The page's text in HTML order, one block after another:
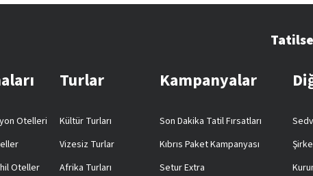
Otelleri
Oteller
Turlar
Kültür Turları
Vizesiz Turlar
Afrika Turları
Kampanyalar
Son Dakika Tatil Fırsatları
Kıbrıs Paket Kampanyası
Setur Extra